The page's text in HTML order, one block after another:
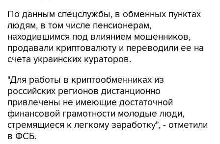
По данным спецслужбы, в обменных пунктах
людям, в том числе пенсионерам,
находившимся под влиянием мошенников,
продавали криптовалюту и переводили ее на
счета украинских кураторов.
"Для работы в криптообменниках из
российских регионов дистанционно
привлечены не имеющие достаточной
финансовой грамотности молодые люди,
стремящиеся к легкому заработку", - отметили
в ФСБ.